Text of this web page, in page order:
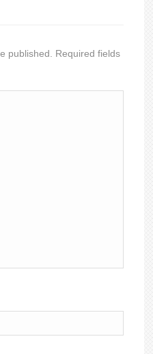
published. Required fields